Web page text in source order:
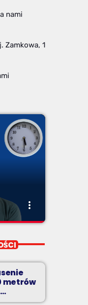
nami
Zamkowa, 1
more_vert
od 5:30
metrów